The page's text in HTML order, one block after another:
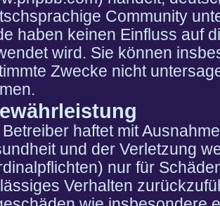
Community
haben keinen Einfluss auf
wird. Sie können
Zwecke nicht
Betreiber haftet mit
und der Verletzung
nur für
Verhalten